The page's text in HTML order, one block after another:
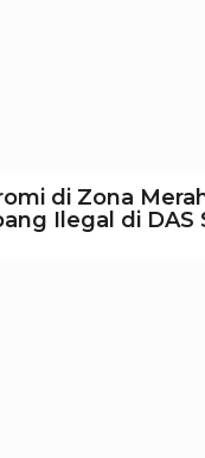
di Zona
Ilegal di DAS